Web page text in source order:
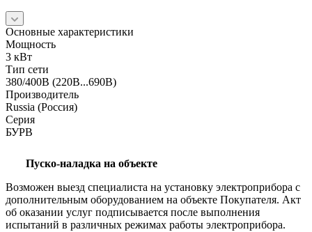
Основные характеристики
Мощность
3 кВт
Тип сети
380/400В (220В...690В)
Производитель
Russia (Россия)
Серия
БУРВ
Пуско-наладка на объекте
Возможен выезд специалиста на установку электроприбора с
дополнительным оборудованием на объекте Покупателя. Акт
об оказании услуг подписывается после выполнения
испытаний в различных режимах работы электроприбора.